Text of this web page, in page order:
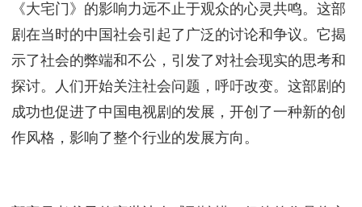
它打破了传统文学作品的框架，将大背景下的小人物
故事融入其中，使观众能够更加直观地感受到社会变
革对普通人生活的影响。作为一部电视剧，《大宅
门》成功地将文学与影像相结合，给观众带来了更加
震撼和直观的视觉体验。然而，《大宅门》的成功并
非易得。编剧郭宝昌在创作过程中遇到了很多困难和